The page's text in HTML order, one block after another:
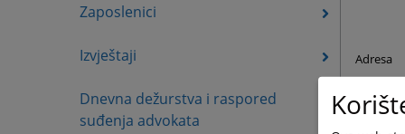
Zaposlenici
Izvještaji
Dnevna dežurstva i raspored
suđenja advokata
Adresa
Telefon